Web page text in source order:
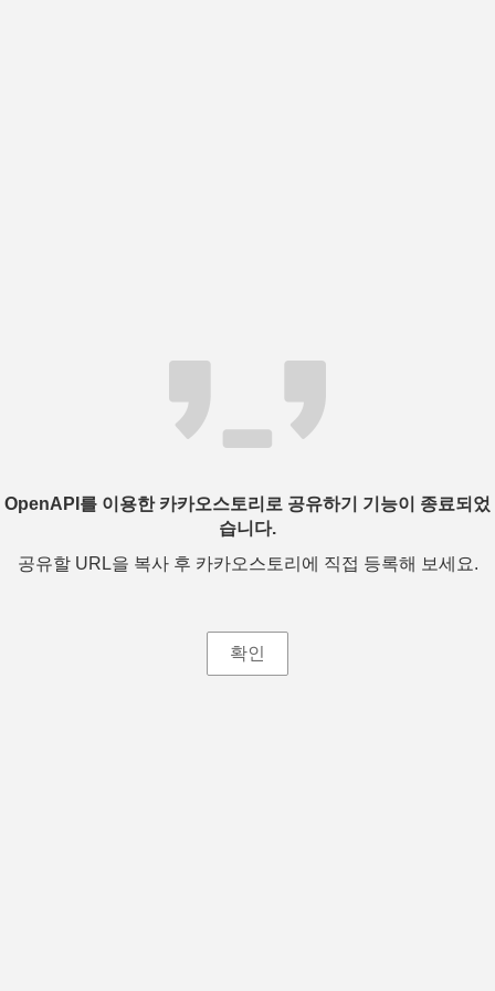
OpenAPI를 이용한 카카오스토리로 공유하기 기능이 종료되었
습니다.
공유할 URL을 복사 후 카카오스토리에 직접 등록해 보세요.
확인